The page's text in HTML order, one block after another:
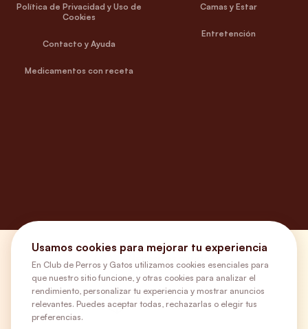
Política de Privacidad y Uso de
Cookies
Contacto y Ayuda
Medicamentos con receta
Camas y Estar
Entretención
¿Necesitas ayuda?
Envíos Gratis
Usamos cookies para mejorar tu experiencia
En Club de Perros y Gatos utilizamos cookies esenciales para
que nuestro sitio funcione, y otras cookies para analizar el
rendimiento, personalizar tu experiencia y mostrar anuncios
relevantes. Puedes aceptar todas, rechazarlas o elegir tus
preferencias.